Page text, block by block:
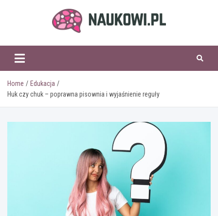
naukowi.pl
Home
Edukacja
Huk czy chuk – poprawna pisownia i wyjaśnienie reguły